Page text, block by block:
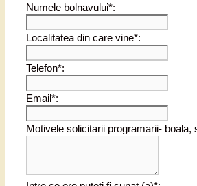
Numele bolnavului*:
Localitatea din care vine*:
Telefon*:
Email*:
Motivele solicitarii programarii- boala,